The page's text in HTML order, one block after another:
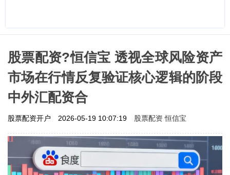
股票配资?恒信宝 透视全球风险资产
市场在行情反复验证核心逻辑的阶段
中外汇配资合
股票配资开户 2026-05-19 10:07:19 股票配资 恒信宝